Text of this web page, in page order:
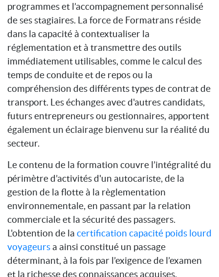
programmes et l’accompagnement personnalisé
de ses stagiaires. La force de Formatrans réside
dans la capacité à contextualiser la
réglementation et à transmettre des outils
immédiatement utilisables, comme le calcul des
temps de conduite et de repos ou la
compréhension des différents types de contrat de
transport. Les échanges avec d'autres candidats,
futurs entrepreneurs ou gestionnaires, apportent
également un éclairage bienvenu sur la réalité du
secteur.
Le contenu de la formation couvre l’intégralité du
périmètre d’activités d'un autocariste, de la
gestion de la flotte à la règlementation
environnementale, en passant par la relation
commerciale et la sécurité des passagers.
L'obtention de la certification capacité poids lourd
voyageurs a ainsi constitué un passage
déterminant, à la fois par l’exigence de l’examen
et la richesse des connaissances acquises.